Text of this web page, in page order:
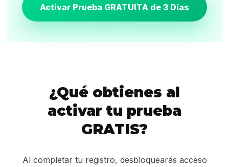
Activar Prueba GRATUITA de 3 Días
¿Qué obtienes al
activar tu prueba
GRATIS?
Al completar tu registro, desbloquearás acceso